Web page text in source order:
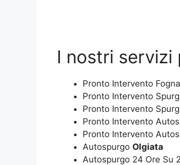
I nostri servizi
Pronto Intervento
Pronto Intervento
Pronto Intervento
Pronto Intervento
Pronto Intervento
Autospurgo Olgiata
Autospurgo 24 Ore Su